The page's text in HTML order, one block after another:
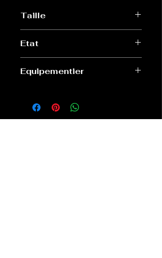
Taille
Etat
Equipementier